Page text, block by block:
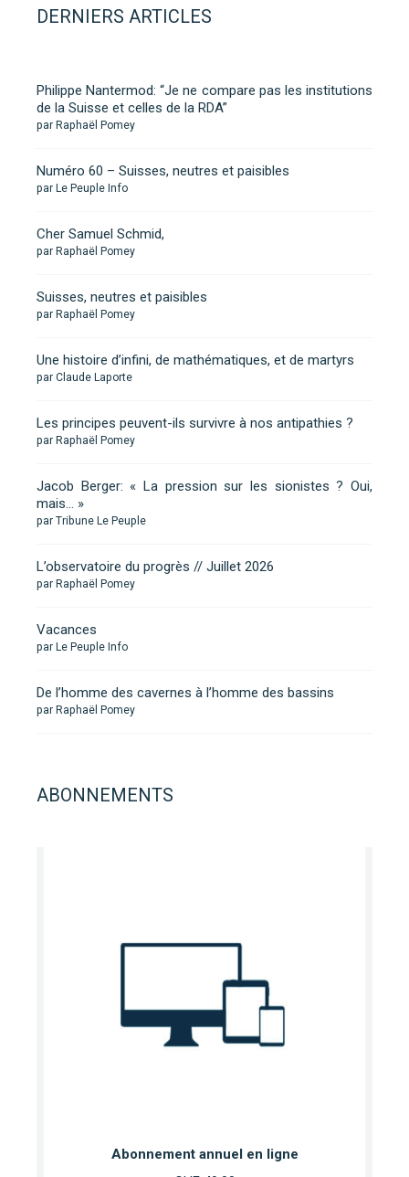
DERNIERS ARTICLES
Philippe Nantermod: “Je ne compare pas les institutions
de la Suisse et celles de la RDA”
par Raphaël Pomey
Numéro 60 – Suisses, neutres et paisibles
par Le Peuple Info
Cher Samuel Schmid,
par Raphaël Pomey
Suisses, neutres et paisibles
par Raphaël Pomey
Une histoire d’infini, de mathématiques, et de martyrs
par Claude Laporte
Les principes peuvent-ils survivre à nos antipathies ?
par Raphaël Pomey
Jacob Berger: « La pression sur les sionistes ? Oui,
mais… »
par Tribune Le Peuple
L’observatoire du progrès // Juillet 2026
par Raphaël Pomey
Vacances
par Le Peuple Info
De l’homme des cavernes à l’homme des bassins
par Raphaël Pomey
ABONNEMENTS
Abonnement annuel en ligne